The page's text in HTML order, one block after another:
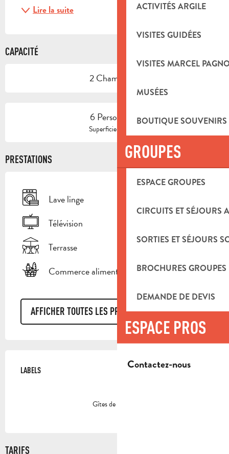
ACTIVITÉS ARGILE
VISITES GUIDÉES
VISITES MARCEL
MUSÉES
BOUTIQUE
GROUPES
ESPACE GROUPES
CIRCUITS ET SÉJOURS
SORTIES ET SÉJOURS
BROCHURES GROUPES
DEMANDE DE DEVIS
ESPACE PROS
Contactez-nous
Lire la suite
CAPACITÉ
2 Chambre(s)
6 Personne(s)
Superficie : 50 m
PRESTATIONS
Lave linge
Télévision
Terrasse
Commerce alimentaire
AFFICHER TOUTES LES PRESTATIONS
OFFRES DE PRESTATIONS
LABELS
LABELS
Gîtes de France
TARIFS